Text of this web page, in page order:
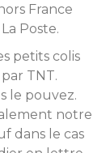
France
Poste.
petits colis
TNT.
le pouvez.
notre
dans le cas